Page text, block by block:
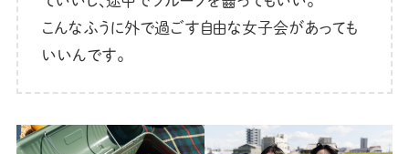
こんなふうに外で過ごす自由な女子会があっても
いいんです。